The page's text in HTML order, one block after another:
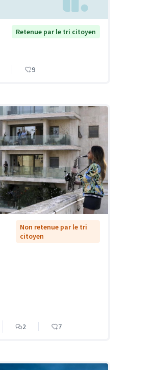
Retenue par le tri citoyen
9
Non retenue par le tri
citoyen
2 7